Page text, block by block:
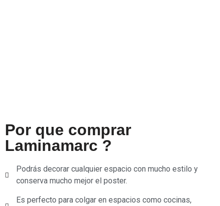
Por que comprar
Laminamarc ?
Podrás decorar cualquier espacio con mucho estilo y
conserva mucho mejor el poster.
Es perfecto para colgar en espacios como cocinas,